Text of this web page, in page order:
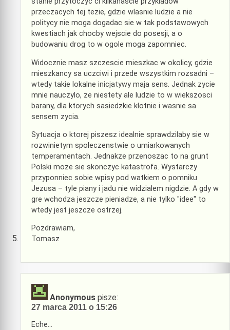
przeczacych tej tezie, gdzie wlasnie ludzie a nie
politycy nie moga dogadac sie w tak podstawowych
kwestiach jak chocby wejscie do posesji, a o
budowaniu drog to w ogole moga zapomniec.
Widocznie masz szczescie mieszkac w okolicy, gdzie
mieszkancy sa uczciwi i przede wszystkim rozsadni –
wtedy takie lokalne inicjatywy maja sens. Jednak zycie
mnie nauczylo, ze niestety ale ludzie to w wiekszosci
barany, dla ktorych sasiedzkie klotnie i wasnie sa
sensem zycia.
Sytuacja o ktorej piszesz idealnie sprawdzilaby sie w
rozwinietym spoleczenstwie o umiarkowanych
temperamentach. Jednakze przenoszac to na grunt
Polski moze sie skonczyc katastrofa. Wystarczy
przyponniec sobie wpisy pod watkiem o pomniku
Jezusa – tyle piany i jadu nie widzialem nigdzie. A gdy w
gre wchodza jeszcze pieniadze, a nie tylko "idee" to
wtedy jest jeszcze ostrzej.
Pozdrawiam,
Tomasz
Anonymous pisze:
27 marca 2011 o 15:26
Eche…